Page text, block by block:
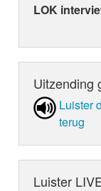
LOK
Uitzending
Luister
terug
Luister